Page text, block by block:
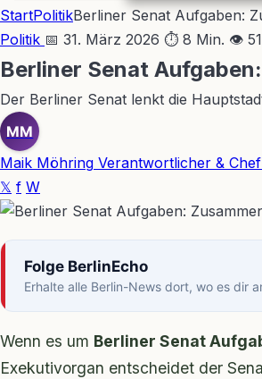
StartPolitikBerliner Senat Aufgaben:
Politik 📅 31. März 2026 ⏱ 8 Min. 👁
Berliner Senat
Der Berliner Senat lenkt die
MM
Maik Möhring Verantwortlicher &
𝕏 f W
Folge BerlinEcho
Erhalte alle Berlin-News dort, wo es dir
Wenn es um Berliner Senat
Exekutivorgan entscheidet der